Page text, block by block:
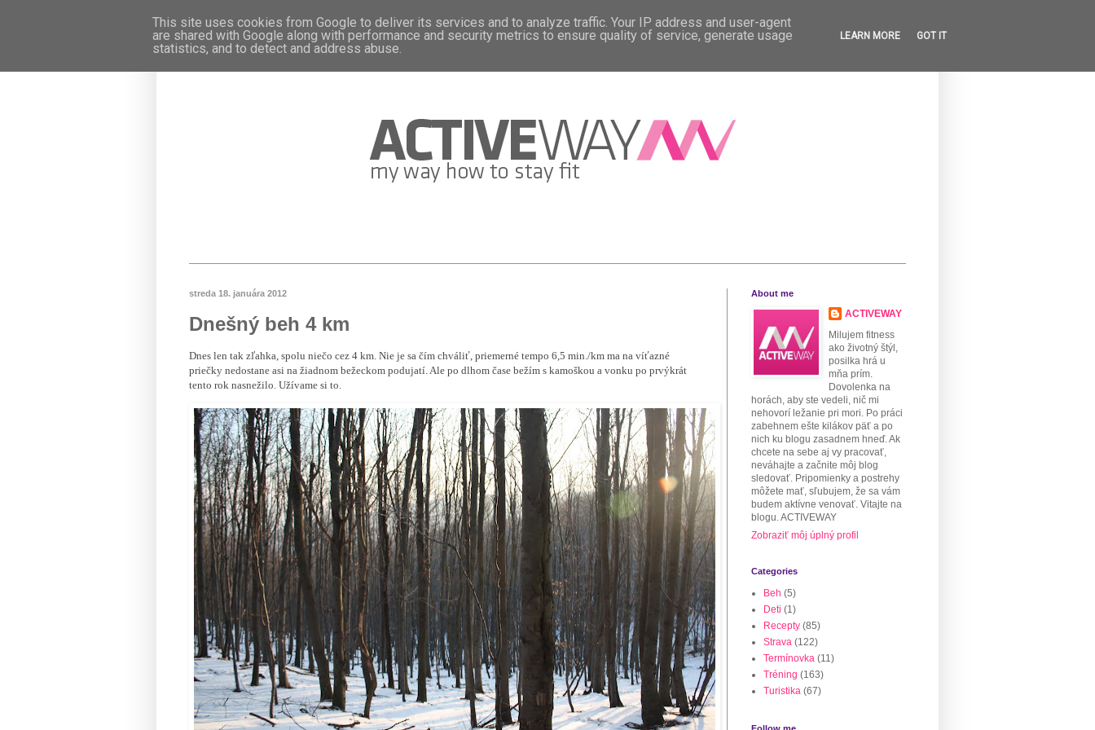
streda 18. januára 2012
Dnešný beh 4 km
Dnes len tak zľahka, spolu niečo cez 4 km. Nie je sa čím chváliť, priemerné tempo 6,5 min./km ma na víťazné
priečky nedostane asi na žiadnom bežeckom podujatí. Ale po dlhom čase bežím s kamoškou a vonku po prvýkrát
tento rok nasnežilo. Užívame si to.
About me
ACTIVEWAY
Milujem fitness
ako životný štýl,
posilka hrá u
mňa prím.
Dovolenka na
horách, aby ste vedeli, nič mi
nehovorí ležanie pri mori. Po práci
zabehnem ešte kilákov päť a po
nich ku blogu zasadnem hneď. Ak
chcete na sebe aj vy pracovať,
neváhajte a začnite môj blog
sledovať. Pripomienky a postrehy
môžete mať, sľubujem, že sa vám
budem aktívne venovať. Vitajte na
blogu. ACTIVEWAY
Zobraziť môj úplný profil
Categories
Beh (5)
Deti (1)
Recepty (85)
Strava (122)
Termínovka (11)
Tréning (163)
Turistika (67)
This site uses cookies from Google to deliver its services and to analyze traffic. Your IP address and user-agent
are shared with Google along with performance and security metrics to ensure quality of service, generate usage
statistics, and to detect and address abuse.
LEARN MORE GOT IT